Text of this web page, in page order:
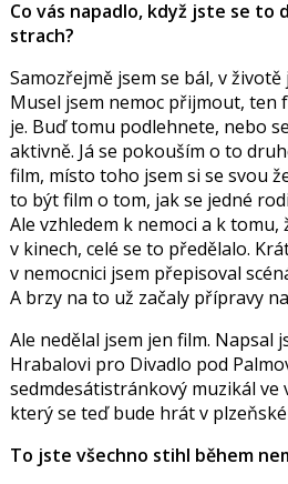
Co vás napadlo, když jste se to
strach?
Samozřejmě jsem se bál, v
Musel jsem nemoc přijmout, ten
je. Buď tomu podlehnete, nebo
aktivně. Já se pokouším o to
film, místo toho jsem si se svou
to být film o tom, jak se jedné
Ale vzhledem k nemoci a k tomu,
v kinech, celé se to předělalo.
v nemocnici jsem přepisoval
A brzy na to už začaly přípravy
Ale nedělal jsem jen film. Napsal
Hrabalovi pro Divadlo pod
sedmdesátistránkový muzikál ve
který se teď bude hrát v
To jste všechno stihl během